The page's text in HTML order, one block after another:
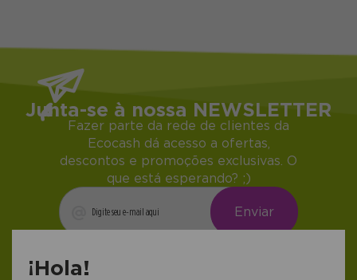
Junta-se à nossa NEWSLETTER
Fazer parte da rede de clientes da
Ecocash dá acesso a ofertas,
descontos e promoções exclusivas. O
que está esperando? ;)
novedades y tendencias por e-mail. Puedo
¡Hola!